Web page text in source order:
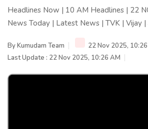
Headlines Now | 10 AM Headlines | 22
News Today | Latest News | TVK | Vijay |
ByKumudam Team
22 Nov 2025,
Last Update : 22 Nov 2025, 10:26 AM